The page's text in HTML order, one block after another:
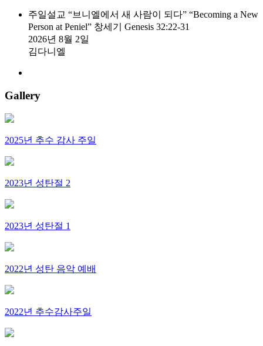
주일설교 “브니엘에서 새 사람이 되다” “Becoming a New
Person at Peniel” 창세기 Genesis 32:22-31
2026년 8월 2일
김다니엘
Gallery
2025년 추수 감사 주일
2023년 성탄절 2
2023년 성탄절 1
2022년 성탄 음악 예배
2022년 추수감사주일